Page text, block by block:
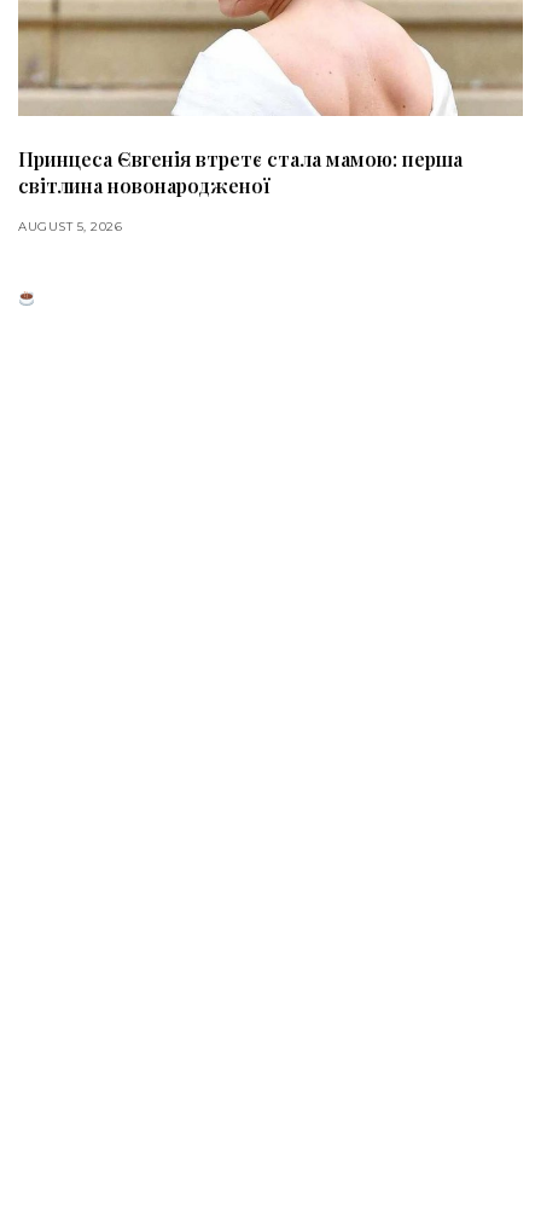
Принцеса Євгенія втретє стала мамою: перша
світлина новонародженої
AUGUST 5, 2026